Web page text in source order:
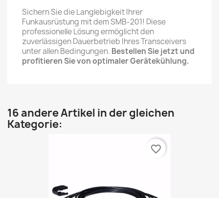
Sichern Sie die Langlebigkeit Ihrer
Funkausrüstung mit dem SMB-201! Diese
professionelle Lösung ermöglicht den
zuverlässigen Dauerbetrieb Ihres Transceivers
unter allen Bedingungen. Bestellen Sie jetzt und
profitieren Sie von optimaler Gerätekühlung.
16 andere Artikel in der gleichen
Kategorie:
favorite_border